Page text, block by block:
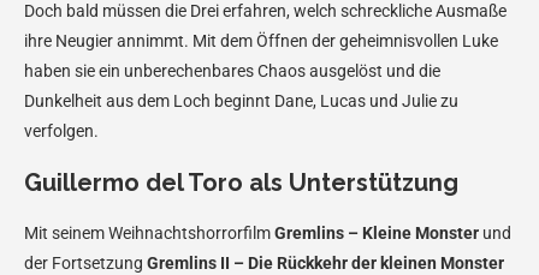
Doch bald müssen die Drei erfahren, welch schreckliche Ausmaße
ihre Neugier annimmt. Mit dem Öffnen der geheimnisvollen Luke
haben sie ein unberechenbares Chaos ausgelöst und die
Dunkelheit aus dem Loch beginnt Dane, Lucas und Julie zu
verfolgen.
Guillermo del Toro als Unterstützung
Mit seinem WeihnachtshorrorfilmGremlins – Kleine Monster und
der Fortsetzung Gremlins II – Die Rückkehr der kleinen Monster